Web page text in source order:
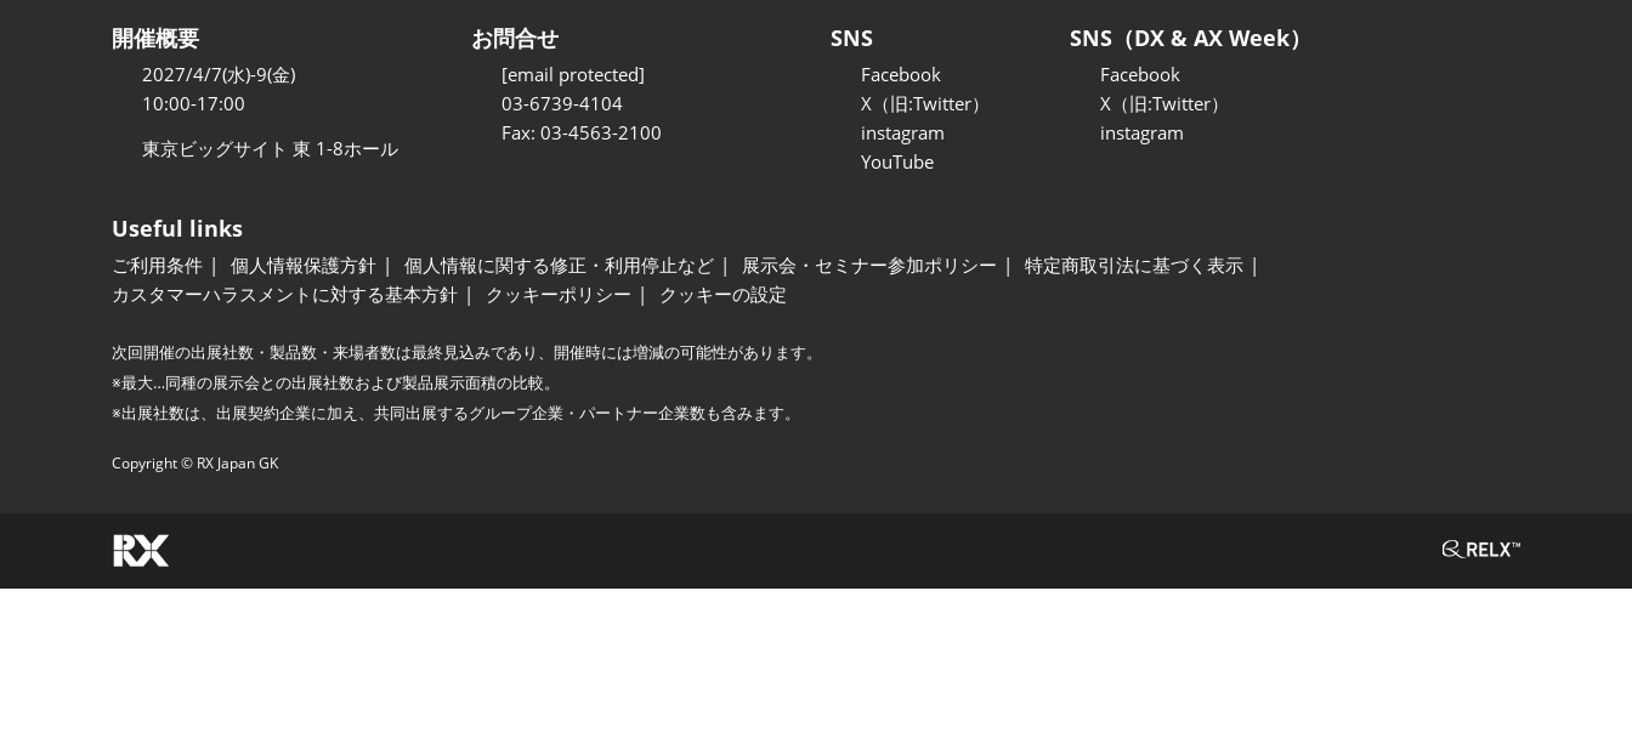
開催概要
2027/4/7(水)-9(金)
10:00-17:00
東京ビッグサイト 東 1-8ホール
お問合せ
[email protected]
03-6739-4104
Fax: 03-4563-2100
SNS
Facebook
X（旧:Twitter）
instagram
YouTube
SNS（DX & AX Week）
Facebook
X（旧:Twitter）
instagram
Useful links
ご利用条件 個人情報保護方針 個人情報に関する修正・利用停止など 展示会・セミナー参加ポリシー
特定商取引法に基づく表示
カスタマーハラスメントに対する基本方針
クッキーポリシー クッキーの設定
次回開催の出展社数・製品数・来場者数は最終見込みであり、開催時には増減の可能性があります。
※最大…同種の展示会との出展社数および製品展示面積の比較。
※出展社数は、出展契約企業に加え、共同出展するグループ企業・パートナー企業数も含みます。
Copyright © RX Japan GK